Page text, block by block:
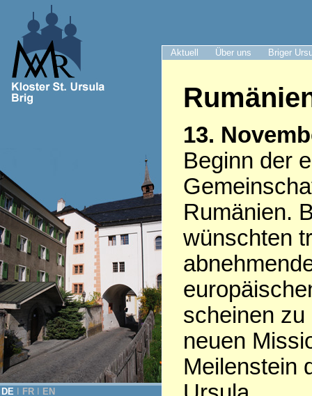
Aktuell Über uns Briger
DE FR EN
13.
Beginn der
Rumänien.
wünschten
scheinen
neuen
Meilenstein